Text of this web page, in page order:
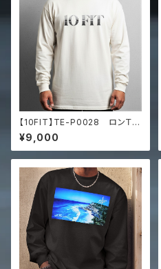
【10FIT】TE-P0028 ロンＴ
トレーニング 筋トレ 長袖シャ
ツ 10FITアートデザイン Pr
emium heavyweight long s
¥9,000